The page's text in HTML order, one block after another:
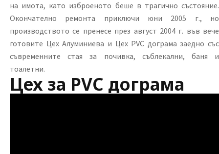
на имота, като изброеното беше в трагично състояние.
Окончателно ремонта приключи юни 2005 г., но
производството се пренесе през август 2004 г. във вече
готовите Цех Алуминиева и Цех PVC дограма заедно със
съвременните стая за почивка, съблекални, баня и
тоалетни.
Цех за PVC дограма